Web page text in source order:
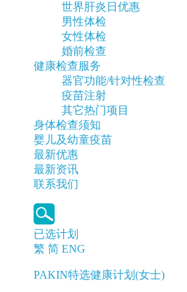
世界肝炎日优惠
男性体检
女性体检
婚前检查
健康检查服务
器官功能/针对性检查
疫苗注射
其它热门项目
身体检查须知
婴儿及幼童疫苗
最新优惠
最新资讯
联系我们
已选计划
繁 简 ENG
PAKIN特选健康计划(女士)